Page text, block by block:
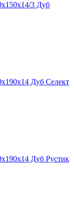
3 Дуб
Дуб Селект
Дуб Рустик